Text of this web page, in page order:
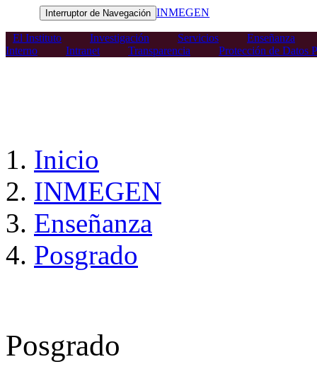
Interruptor de Navegación INMEGEN
El Instituto Investigación Servicios
Enseñanza
Interno
Intranet Transparencia Protección de Datos
Inicio
INMEGEN
Enseñanza
Posgrado
Posgrado